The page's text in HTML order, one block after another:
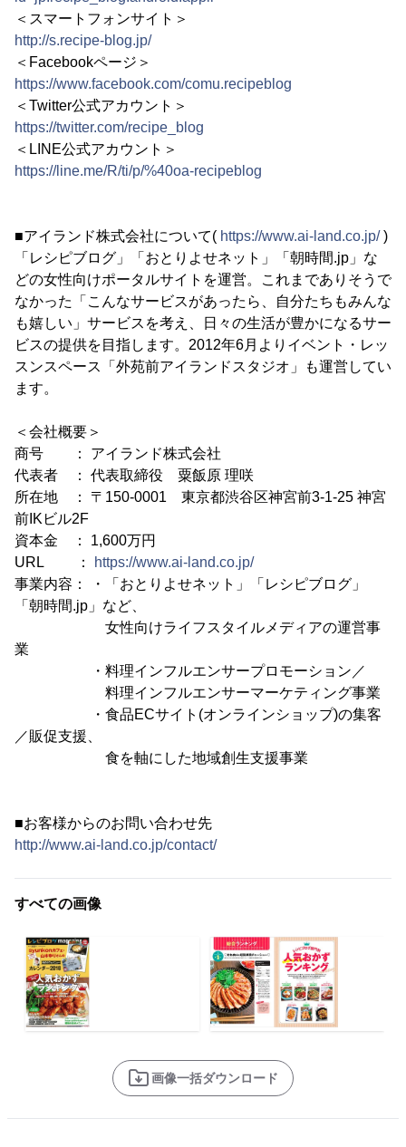
＜スマートフォンサイト＞
http://s.recipe-blog.jp/
＜Facebookページ＞
https://www.facebook.com/comu.recipeblog
＜Twitter公式アカウント＞
https://twitter.com/recipe_blog
＜LINE公式アカウント＞
https://line.me/R/ti/p/%40oa-recipeblog
■アイランド株式会社について( https://www.ai-land.co.jp/)
「レシピブログ」「おとりよせネット」「朝時間.jp」な
どの女性向けポータルサイトを運営。これまでありそうで
なかった「こんなサービスがあったら、自分たちもみんな
も嬉しい」サービスを考え、日々の生活が豊かになるサー
ビスの提供を目指します。2012年6月よりイベント・レッ
スンスペース「外苑前アイランドスタジオ」も運営してい
ます。
＜会社概要＞
商号 ： アイランド株式会社
代表者 ： 代表取締役 粟飯原 理咲
所在地 ： 〒150-0001 東京都渋谷区神宮前3-1-25 神宮
前IKビル2F
資本金 ： 1,600万円
URL ：
https://www.ai-land.co.jp/
事業内容： ・「おとりよせネット」「レシピブログ」
「朝時間.jp」など、
女性向けライフスタイルメディアの運営事
業
・料理インフルエンサープロモーション／
料理インフルエンサーマーケティング事業
・食品ECサイト(オンラインショップ)の集客
／販促支援、
食を軸にした地域創生支援事業
■お客様からのお問い合わせ先
http://www.ai-land.co.jp/contact/
すべての画像
画像一括ダウンロード